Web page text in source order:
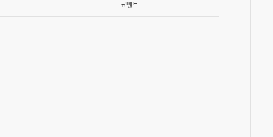
코멘트